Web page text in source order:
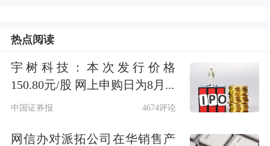
化6G前沿技术布局，加强通信与人工
智能、卫星互联网、无线感知等融合技
术方案和系统架构研究，支撑6G标准
研制和产业研发。深化基础理论创新，
围绕信息理论、编码理论、电磁理论等
热点阅读
宇树科技：本次发行价格
150.80元/股 网上申购日为8月...
中国证券报 4674评论
网信办对派拓公司在华销售产